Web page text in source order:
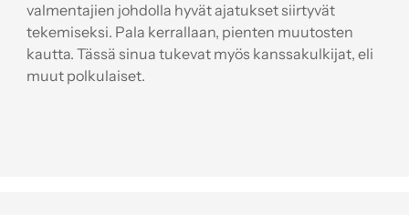
valmentajien johdolla hyvät ajatukset siirtyvät
tekemiseksi. Pala kerrallaan, pienten muutosten
kautta. Tässä sinua tukevat myös kanssakulkijat, eli
muut polkulaiset.